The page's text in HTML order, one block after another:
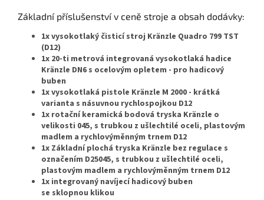
Základní příslušenství v ceně stroje a obsah dodávky:
1x vysokotlaký čisticí stroj Kränzle Quadro 799 TST
(D12)
1x 20-ti metrová integrovaná vysokotlaká hadice
Kränzle DN6 s ocelovým opletem - pro hadicový
buben
1x vysokotlaká pistole Kränzle M 2000 - krátká
varianta s násuvnou rychlospojkou D12
1x rotační keramická bodová tryska Kränzle o
velikosti 045, s trubkou z ušlechtilé oceli, plastovým
madlem a rychlovýměnným trnem D12
1x Základní plochá tryska Kränzle bez regulace s
označením D25045, s trubkou z ušlechtilé oceli,
plastovým madlem a rychlovýměnným trnem D12
1x integrovaný navíjecí hadicový buben
se sklopnou klikou